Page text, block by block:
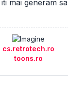
mai generam
cs.retrotech.ro
toons.ro